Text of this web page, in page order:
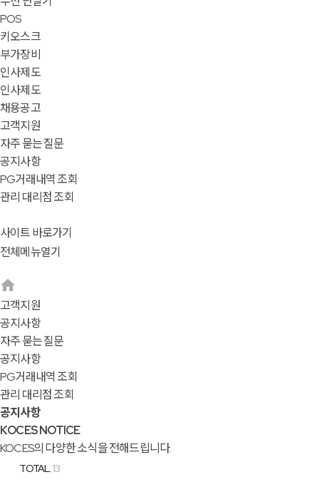
POS
키오스크
부가장비
인사제도
인사제도
채용공고
고객지원
자주 묻는 질문
공지사항
PG거래내역 조회
관리 대리점 조회
사이트 바로가기
전체메뉴열기
고객지원
공지사항
자주 묻는 질문
공지사항
PG거래내역 조회
관리 대리점 조회
공지사항
KOCES NOTICE
KOCES의 다양한 소식을 전해드립니다.
TOTAL.13